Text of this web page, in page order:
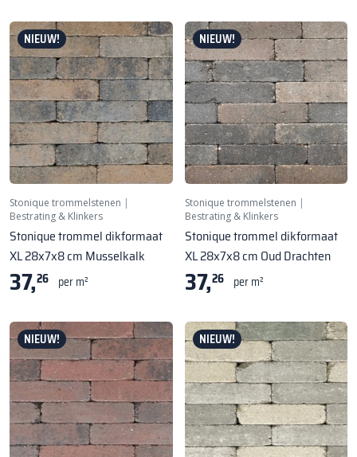
NIEUW!
Stonique trommelstenen |
Bestrating & Klinkers
Stonique trommel dikformaat
XL 28x7x8 cm Musselkalk
37,26 per m²
NIEUW!
Stonique trommelstenen |
Bestrating & Klinkers
Stonique trommel dikformaat
XL 28x7x8 cm Oud Drachten
37,26 per m²
NIEUW! NIEUW!